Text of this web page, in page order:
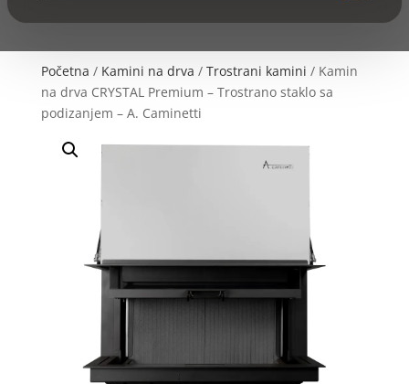
Početna / Kamini na drva / Trostrani kamini / Kamin
na drva CRYSTAL Premium – Trostrano staklo sa
podizanjem – A. Caminetti